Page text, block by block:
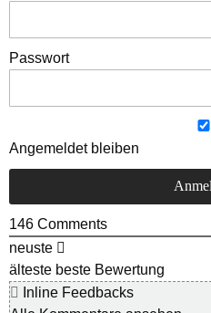
Passwort
Angemeldet bleiben
146 Comments
neuste
älteste beste Bewertung
Inline Feedbacks